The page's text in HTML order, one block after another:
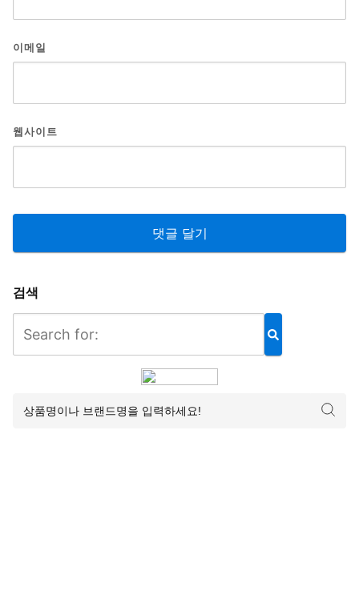
이메일
웹사이트
검색